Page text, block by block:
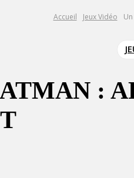
Accueil Jeux Vidéo
: